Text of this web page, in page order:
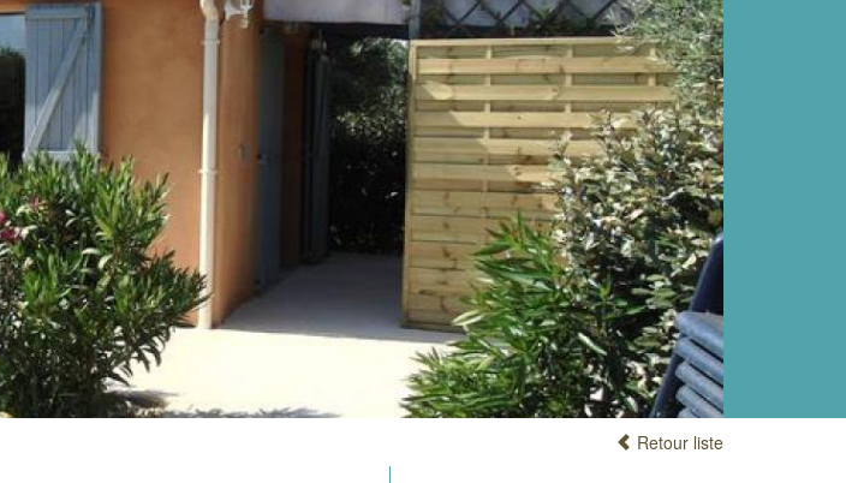
Retour liste